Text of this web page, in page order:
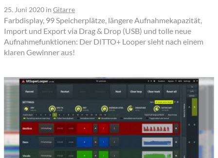
25. Juni 2020 in Gitarre
Farbdisplay, 99 Speicherplätze, längere Aufnahmekapazität,
Import und Export via Drag & Drop (USB) und tolle neue
Aufnahmefunktionen: Der DITTO+ Looper sieht nach einem
klaren Gewinner aus!